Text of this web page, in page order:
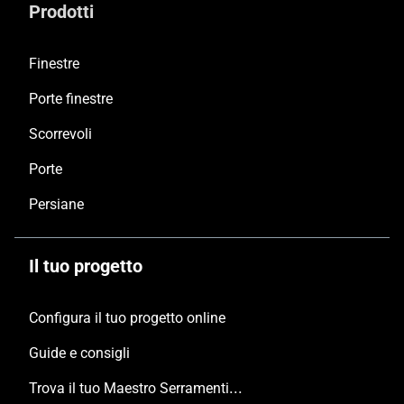
Prodotti
Finestre
Porte finestre
Scorrevoli
Porte
Persiane
Il tuo progetto
Configura il tuo progetto online
Guide e consigli
Trova il tuo Maestro Serramentista Domal